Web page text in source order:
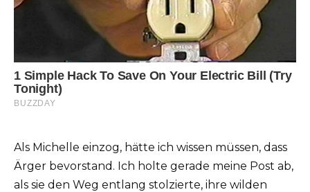
Als Michelle einzog, hätte ich wissen müssen, dass
Ärger bevorstand. Ich holte gerade meine Post ab,
als sie den Weg entlang stolzierte, ihre wilden